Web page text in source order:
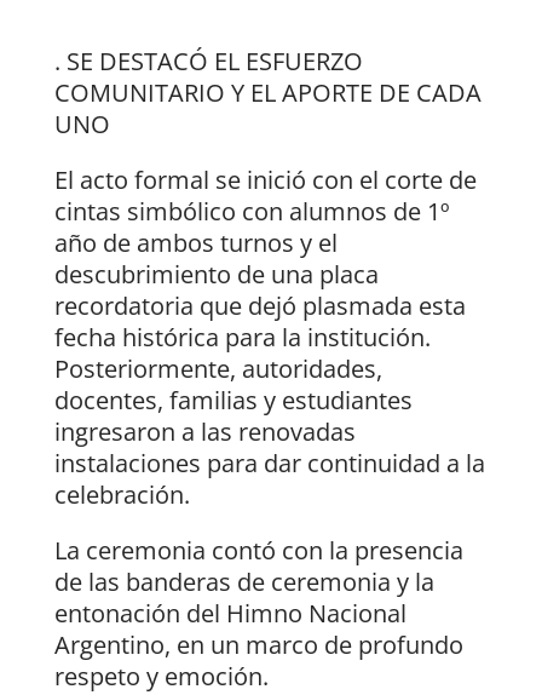
. SE DESTACÓ EL ESFUERZO
COMUNITARIO Y EL APORTE DE CADA
UNO
El acto formal se inició con el corte de
cintas simbólico con alumnos de 1º
año de ambos turnos y el
descubrimiento de una placa
recordatoria que dejó plasmada esta
fecha histórica para la institución.
Posteriormente, autoridades,
docentes, familias y estudiantes
ingresaron a las renovadas
instalaciones para dar continuidad a la
celebración.
La ceremonia contó con la presencia
de las banderas de ceremonia y la
entonación del Himno Nacional
Argentino, en un marco de profundo
respeto y emoción.